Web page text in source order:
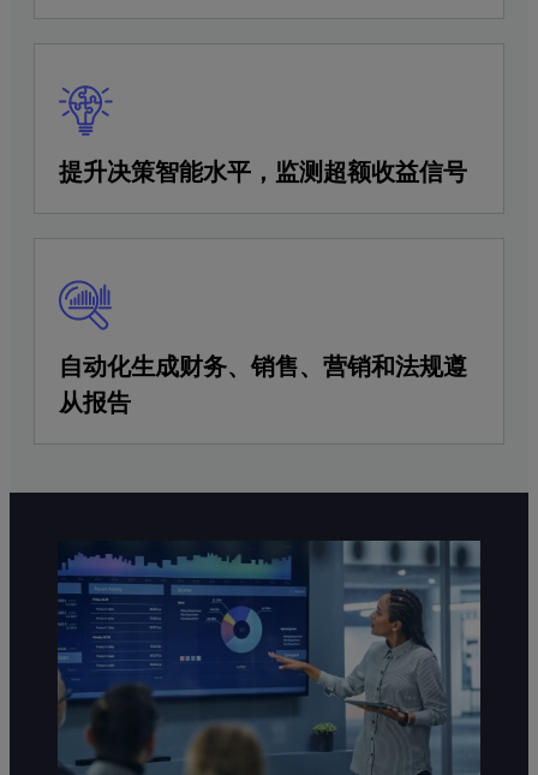
提升决策智能水平，监测超额收益信号
自动化生成财务、销售、营销和法规遵
从报告